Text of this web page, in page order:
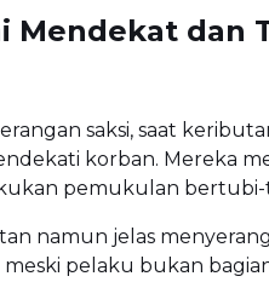
Mendekat dan
saksi, saat
korban. Mereka
pemukulan
namun jelas
pelaku bukan